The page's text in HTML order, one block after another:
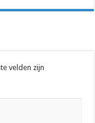
velden zijn